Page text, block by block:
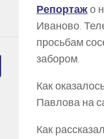
Репортажо
Иваново.
просьбам
забором.
Как
Павлова на
Как